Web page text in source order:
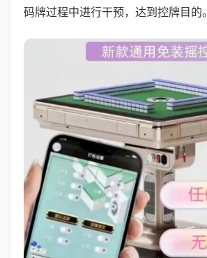
码牌过程中进行干预，达到控牌目的。